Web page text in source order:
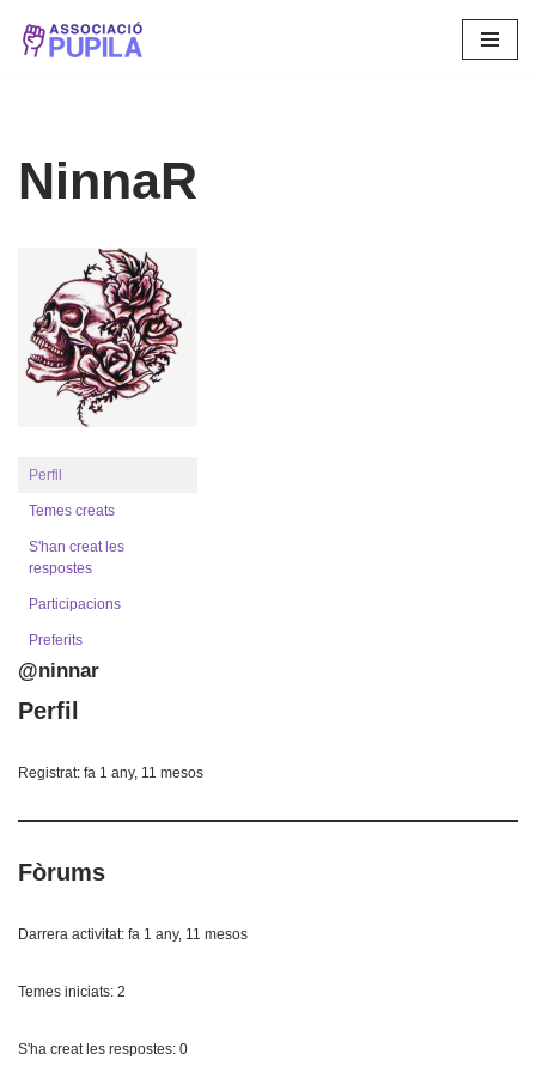
Vés
NinnaR
Perfil
Temes creats
S'han creat les
respostes
Participacions
Preferits
@ninnar
Perfil
Registrat: fa 1 any, 11 mesos
Fòrums
Darrera activitat: fa 1 any, 11 mesos
Temes iniciats: 2
S'ha creat les respostes: 0